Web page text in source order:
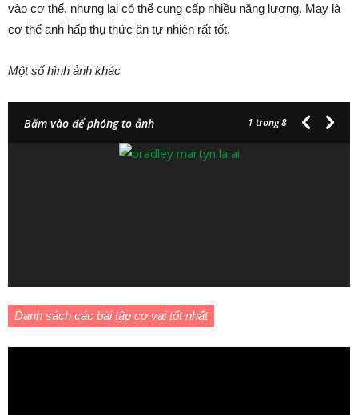
vào cơ thể, nhưng lại có thể cung cấp nhiều năng lượng. May là
cơ thể anh hấp thụ thức ăn tự nhiên rất tốt.
Một số hình ảnh khác
Bấm vào để phóng to ảnh 1 trong 8
Danh sách các bài tập cơ vai tốt nhất